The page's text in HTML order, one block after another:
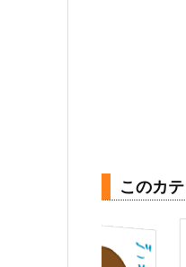
このカ